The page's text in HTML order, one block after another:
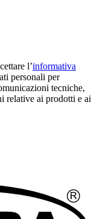
l’informativa
personali per
tecniche,
relative ai prodotti e ai